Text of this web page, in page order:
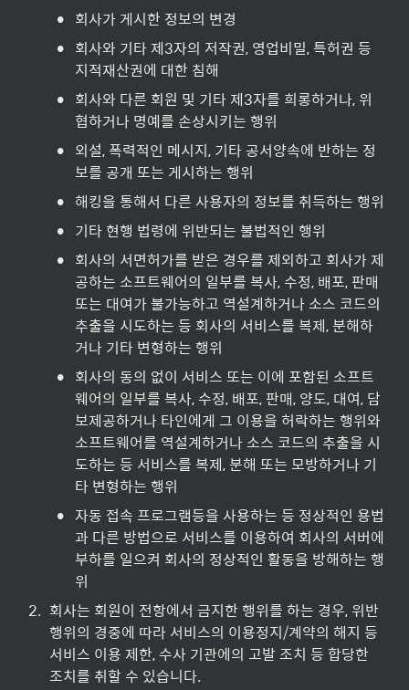
• 회사가 게시한 정보의 변경
• 회사와 기타 제3자의 저작권, 영업비밀, 특허권 등
지적재산권에 대한 침해
• 회사와 다른 회원 및 기타 제3자를 희롱하거나, 위
협하거나 명예를 손상시키는 행위
• 외설, 폭력적인 메시지, 기타 공서양속에 반하는 정
보를 공개 또는 게시하는 행위
• 해킹을 통해서 다른 사용자의 정보를 취득하는 행위
• 기타 현행 법령에 위반되는 불법적인 행위
• 회사의 서면허가를 받은 경우를 제외하고 회사가 제
공하는 소프트웨어의 일부를 복사, 수정, 배포, 판매
또는 대여가 불가능하고 역설계하거나 소스 코드의
추출을 시도하는 등 회사의 서비스를 복제, 분해하
거나 기타 변형하는 행위
• 회사의 동의 없이 서비스 또는 이에 포함된 소프트
웨어의 일부를 복사, 수정, 배포, 판매, 양도, 대여, 담
보제공하거나 타인에게 그 이용을 허락하는 행위와
소프트웨어를 역설계하거나 소스 코드의 추출을 시
도하는 등 서비스를 복제, 분해 또는 모방하거나 기
타 변형하는 행위
• 자동 접속 프로그램등을 사용하는 등 정상적인 용법
과 다른 방법으로 서비스를 이용하여 회사의 서버에
부하를 일으켜 회사의 정상적인 활동을 방해하는 행
위
2. 회사는 회원이 전항에서 금지한 행위를 하는 경우, 위반
행위의 경중에 따라 서비스의 이용정지/계약의 해지 등
서비스 이용 제한, 수사 기관에의 고발 조치 등 합당한
조치를 취할 수 있습니다.